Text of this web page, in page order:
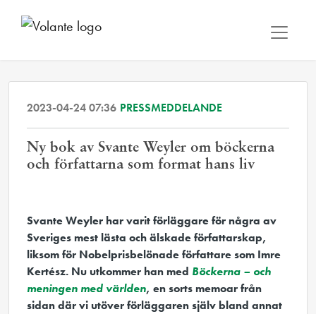
2023-04-24 07:36 PRESSMEDDELANDE
Ny bok av Svante Weyler om böckerna
och författarna som format hans liv
Svante Weyler har varit förläggare för några av
Sveriges mest lästa och älskade författarskap,
liksom för Nobelprisbelönade författare som Imre
Kertész. Nu utkommer han med Böckerna – och
meningen med världen, en sorts memoar från
sidan där vi utöver förläggaren själv bland annat